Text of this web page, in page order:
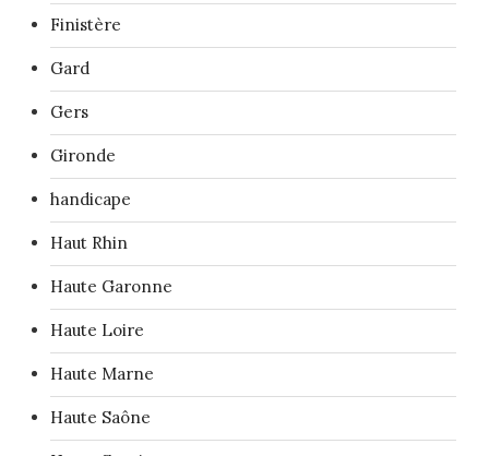
Finistère
Gard
Gers
Gironde
handicape
Haut Rhin
Haute Garonne
Haute Loire
Haute Marne
Haute Saône